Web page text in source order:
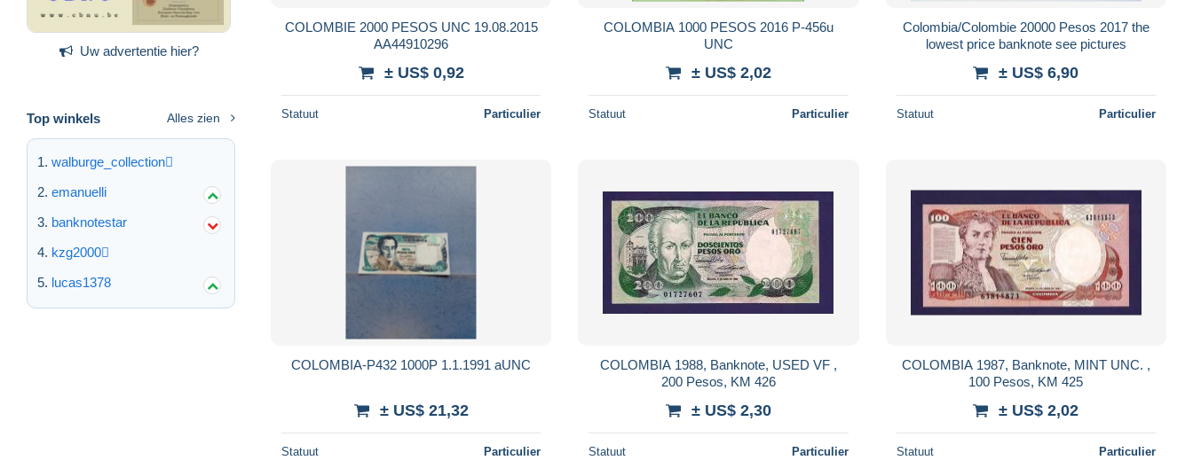
Uw advertentie hier?
Top winkels Alles zien
walburge_collection
emanuelli
banknotestar
kzg2000
lucas1378
COLOMBIE 2000 PESOS UNC 19.08.2015
AA44910296
± US$ 0,92
Statuut Particulier
COLOMBIA 1000 PESOS 2016 P-456u
UNC
± US$ 2,02
Statuut Particulier
Colombia/Colombie 20000 Pesos 2017 the
lowest price banknote see pictures
± US$ 6,90
Statuut Particulier
COLOMBIA-P432 1000P 1.1.1991 aUNC
± US$ 21,32
Statuut Particulier
COLOMBIA 1988, Banknote, USED VF ,
200 Pesos, KM 426
± US$ 2,30
Statuut Particulier
COLOMBIA 1987, Banknote, MINT UNC. ,
100 Pesos, KM 425
± US$ 2,02
Statuut Particulier